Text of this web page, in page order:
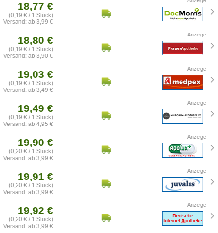
18,77 €
(0,19 € / 1 Stück)
Versand: ab 3,99 €
18,80 €
(0,19 € / 1 Stück)
Versand: ab 3,90 €
19,03 €
(0,19 € / 1 Stück)
Versand: ab 3,49 €
19,49 €
(0,19 € / 1 Stück)
Versand: ab 4,95 €
19,90 €
(0,20 € / 1 Stück)
Versand: ab 3,99 €
19,91 €
(0,20 € / 1 Stück)
Versand: ab 3,99 €
19,92 €
(0,20 € / 1 Stück)
Versand: ab 3,99 €